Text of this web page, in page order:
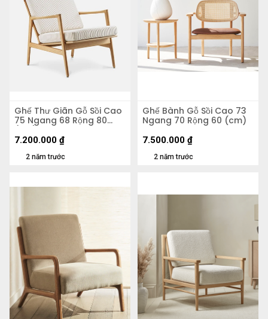
Ghế Thư Giãn Gỗ Sồi Cao
75 Ngang 68 Rộng 80
(cm)
2 năm trước
7.200.000 ₫
Ghế Bành Gỗ Sồi Cao 73
Ngang 70 Rộng 60 (cm)
2 năm trước
7.500.000 ₫